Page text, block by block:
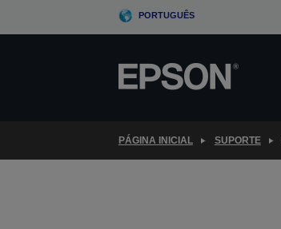
PORTUGUÊS
PÁGINA INICIAL SUPORTE